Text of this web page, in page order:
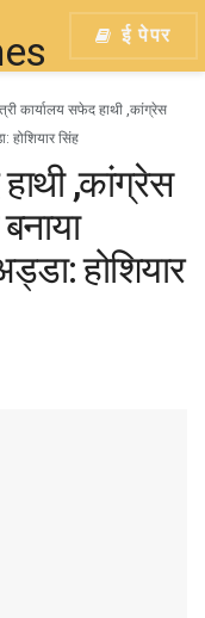
ई पेपर
कार्यालय सफेद हाथी ,कांग्रेस
होशियार सिंह
,कांग्रेस
होशियार